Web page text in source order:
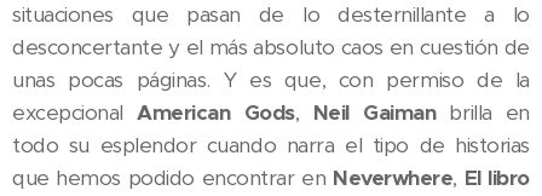
situaciones que pasan de lo desternillante a lo
desconcertante y el más absoluto caos en cuestión de
unas pocas páginas. Y es que, con permiso de la
excepcionalAmerican Gods, Neil Gaiman brilla en
todo su esplendor cuando narra el tipo de historias
que hemos podido encontrar en Neverwhere, El libro